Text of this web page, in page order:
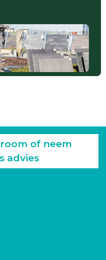
of neem
advies